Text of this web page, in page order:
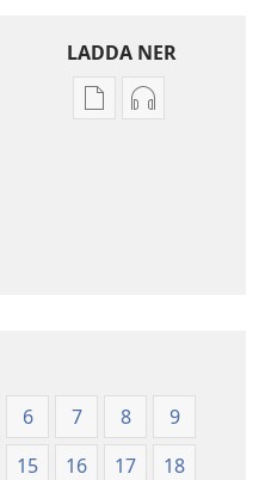
LADDA NER
Valmöjligheter
heliga
skrift
(2003)
heliga
skrift
(2003)
6 7 8
9
15 16 17
18